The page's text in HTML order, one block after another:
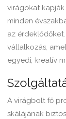
virágokat
minden
az
vállalkozás,
egyedi, kreatív
A virágbolt fő
skálájának